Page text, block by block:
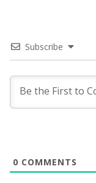
Subscribe
0 COMMENTS